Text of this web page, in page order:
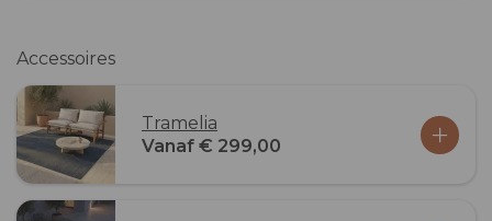
Accessoires
Tramelia
Vanaf € 299,00